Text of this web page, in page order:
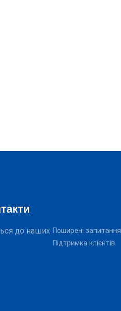
до наших Поширені запитання
Підтримка клієнтів